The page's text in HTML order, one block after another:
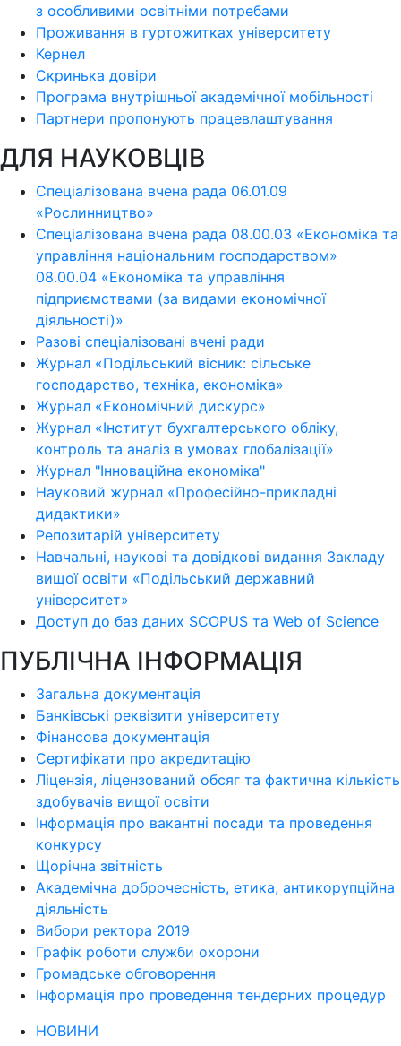
з особливими освітніми потребами
Проживання в гуртожитках університету
Кернел
Скринька довіри
Програма внутрішньої академічної мобільності
Партнери пропонують працевлаштування
ДЛЯ НАУКОВЦІВ
Спеціалізована вчена рада 06.01.09
«Рослинництво»
Спеціалізована вчена рада 08.00.03 «Економіка та
управління національним господарством»
08.00.04 «Економіка та управління
підприємствами (за видами економічної
діяльності)»
Разові спеціалізовані вчені ради
Журнал «Подільський вісник: сільське
господарство, техніка, економіка»
Журнал «Економічний дискурс»
Журнал «Інститут бухгалтерського обліку,
контроль та аналіз в умовах глобалізації»
Журнал "Інноваційна економіка"
Науковий журнал «Професійно-прикладні
дидактики»
Репозитарій університету
Навчальні, наукові та довідкові видання Закладу
вищої освіти «Подільський державний
університет»
Доступ до баз даних SCOPUS та Web of Science
ПУБЛІЧНА ІНФОРМАЦІЯ
Загальна документація
Банківські реквізити університету
Фінансова документація
Сертифікати про акредитацію
Ліцензія, ліцензований обсяг та фактична кількість
здобувачів вищої освіти
Інформація про вакантні посади та проведення
конкурсу
Щорічна звітність
Академічна доброчесність, етика, антикорупційна
діяльність
Вибори ректора 2019
Графік роботи служби охорони
Громадське обговорення
Інформація про проведення тендерних процедур
НОВИНИ